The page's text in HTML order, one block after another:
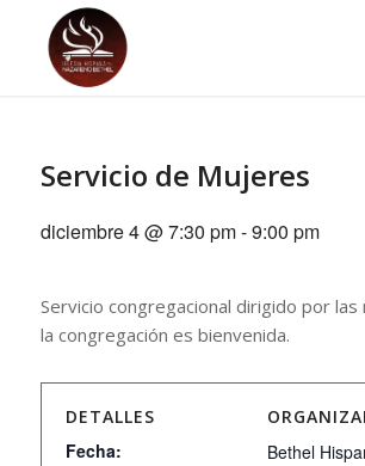
Servicio de Mujeres
diciembre 4 @ 7:30 pm-9:00 pm
Servicio congregacional dirigido por
la congregación es bienvenida.
DETALLES
Fecha:
Bethel